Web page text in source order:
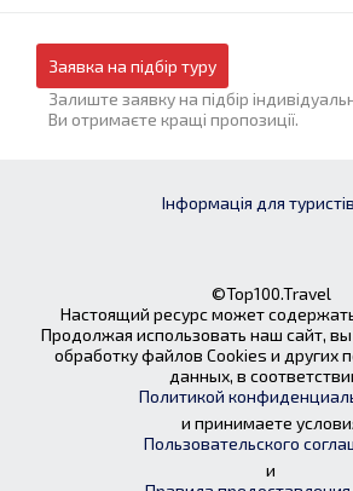
Заявка на підбір туру
Залиште заявку на підбір
Ви отримаєте кращі пропозиції.
Інформація для туристів
©Top100.Travel
Настоящий ресурс может
Продолжая использовать наш сайт, вы
обработку файлов Cookies и других
данных, в
Политикой
и принимаете
Пользовательского
и